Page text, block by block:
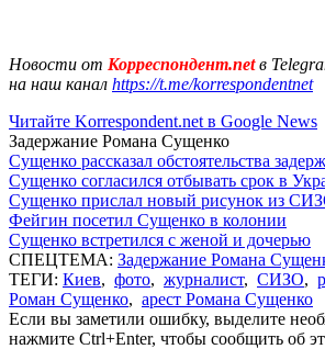
Новости от Корреспондент.netв
на наш канал https://t.me/korrespondentnet
Читайте Korrespondent.net в Google News
Задержание Романа Сущенко
Сущенко рассказал обстоятельства
Сущенко согласился отбывать срок в
Сущенко прислал новый рисунок из
Фейгин посетил Сущенко в колонии
Сущенко встретился с женой и дочерью
СПЕЦТЕМА: Задержание Романа
ТЕГИ: Киев, фото, журналист, СИЗО,
Роман Сущенко, арест Романа Сущенко
Если вы заметили ошибку, выделите
нажмите Ctrl+Enter, чтобы сообщить об